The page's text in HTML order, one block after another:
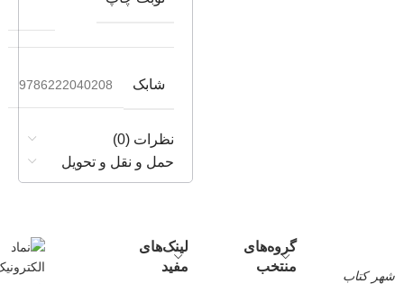
شابک 9786222040208
نظرات (0)
حمل و نقل و تحویل
شهر کتاب
گروه‌های
منتخب
لینک‌های
مفید